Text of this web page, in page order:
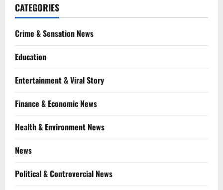
CATEGORIES
Crime & Sensation News
Education
Entertainment & Viral Story
Finance & Economic News
Health & Environment News
News
Political & Controvercial News